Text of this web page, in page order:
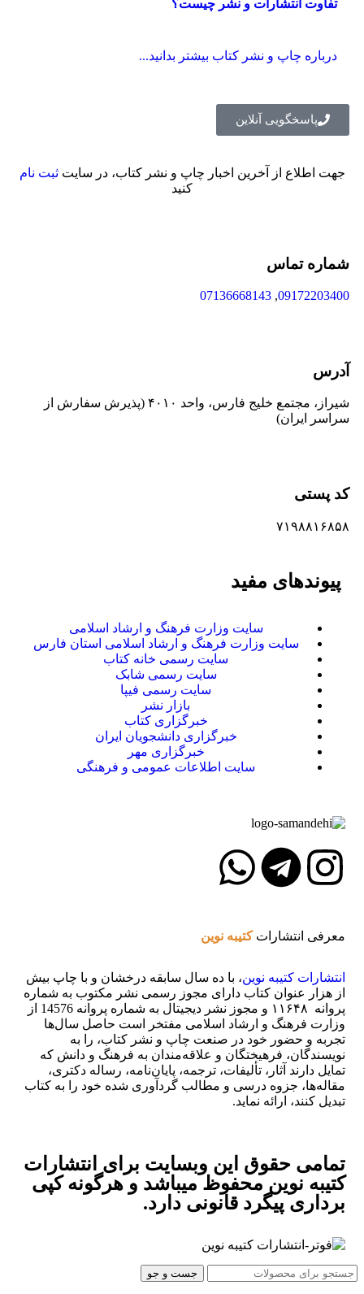
تفاوت انتشارات و نشر چیست؟
درباره چاپ و نشر کتاب بیشتر بدانید...
پاسخگویی آنلاین
جهت اطلاع از آخرین اخبار چاپ و نشر کتاب، در سایتثبت نام
کنید
شماره تماس
09172203400
,
07136668143
آدرس
شیراز، مجتمع خلیج فارس، واحد ۴۰۱۰ (پذیرش سفارش از
سراسر ایران)
کد پستی
۷۱۹۸۸۱۶۸۵۸
پیوندهای مفید
سایت وزارت فرهنگ و ارشاد اسلامی
سایت وزارت فرهنگ و ارشاد اسلامی استان فارس
سایت رسمی خانه کتاب
سایت رسمی شابک
سایت رسمی فیپا
بازار نشر
خبرگزاری کتاب
خبرگزاری دانشجویان ایران
خبرگزاری مهر
سایت اطلاعات عمومی و فرهنگی
معرفی انتشاراتکتیبه نوین
انتشارات کتیبه نوین، با ده سال سابقه درخشان و با چاپ بیش
از هزار عنوان کتاب دارای مجوز رسمی نشر مکتوب به شماره
پروانه ۱۱۶۴۸ و مجوز نشر دیجیتال به شماره پروانه 14576 از
وزارت فرهنگ و ارشاد اسلامی مفتخر است حاصل سال‌ها
تجربه و حضور خود در صنعت چاپ و نشر کتاب، را به
نویسندگان، فرهیختگان و علاقه‌مندان به فرهنگ و دانش که
تمایل دارند آثار، تألیفات، ترجمه، پایان‌نامه، رساله دکتری،
مقاله‌ها، جزوه درسی و مطالب گردآوری شده خود را به کتاب
تبدیل کنند، ارائه نماید.
تمامی حقوق این وبسایت برای انتشارات
کتیبه نوین محفوظ میباشد و هرگونه کپی
برداری پیگرد قانونی دارد.
جست و جو